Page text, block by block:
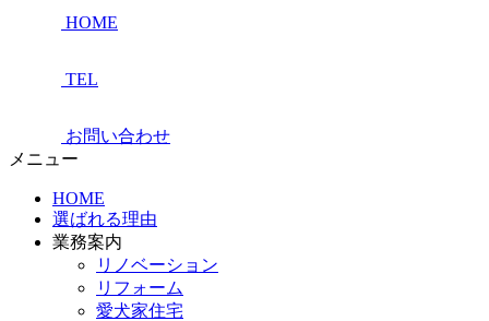
HOME
TEL
お問い合わせ
メニュー
HOME
選ばれる理由
業務案内
リノベーション
リフォーム
愛犬家住宅